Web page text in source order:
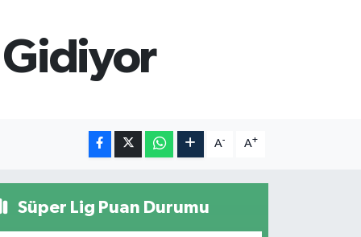
%64
A- A+
Süper Lig Puan Durumu